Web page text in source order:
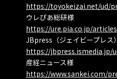
https://toyokeizai.net/ud/
ウレぴあ総研様
https://ure.pia.co.jp/
JBpress（ジェイビープレス
https://jbpress.ismedia.jp/
産経ニュース様
https://www.sankei.com/